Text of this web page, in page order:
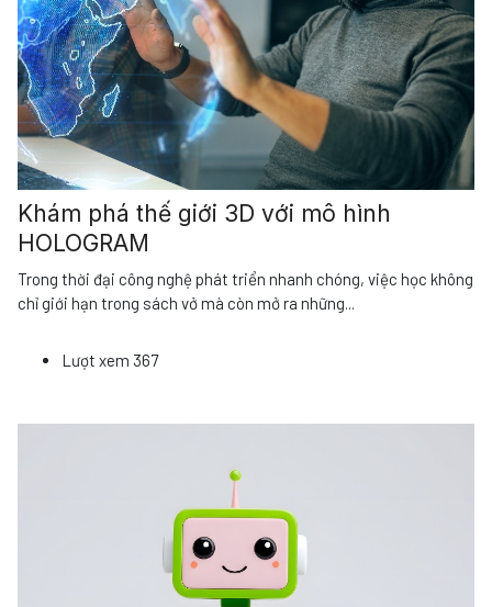
Khám phá thế giới 3D với mô hình
HOLOGRAM
Trong thời đại công nghệ phát triển nhanh chóng, việc học không
chỉ giới hạn trong sách vở mà còn mở ra những
Lượt xem 367